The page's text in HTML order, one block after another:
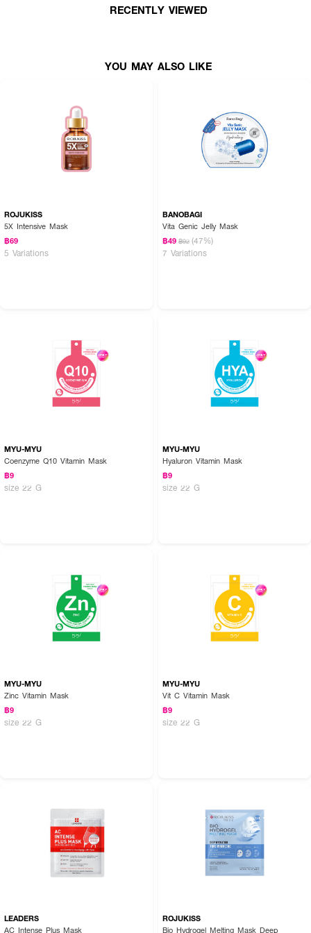
RECENTLY VIEWED
YOU MAY ALSO LIKE
ROJUKISS
5X Intensive Mask
฿69
5 Variations
BANOBAGI
Vita Genic Jelly Mask
฿49 ฿92 (47%)
7 Variations
MYU-MYU
Coenzyme Q10 Vitamin Mask
฿9
size 22 G
MYU-MYU
Hyaluron Vitamin Mask
฿9
size 22 G
MYU-MYU
Zinc Vitamin Mask
฿9
size 22 G
MYU-MYU
Vit C Vitamin Mask
฿9
size 22 G
LEADERS
AC Intense Plus Mask
ROJUKISS
Bio Hydrogel Melting Mask Deep